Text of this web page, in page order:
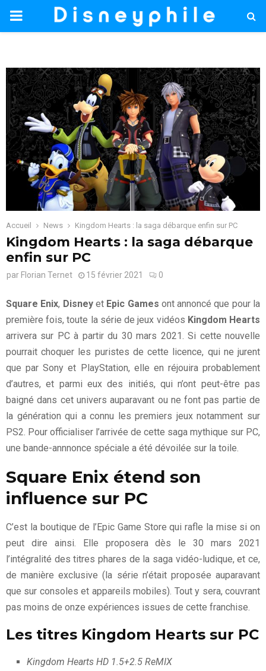
PRIMARY
Accueil News Kingdom Hearts : la saga débarque enfin sur PC
Kingdom Hearts : la saga débarque
enfin sur PC
par Florian Ternet 15 février 2021 0
Square Enix, Disneyet Epic Games ont annoncé que pour la
première fois, toute la série de jeux vidéos Kingdom Hearts
arrivera sur PC à partir du 30 mars 2021. Si cette nouvelle
pourrait choquer les puristes de cette licence, qui ne jurent
que par Sony et PlayStation, elle en réjouira probablement
d’autres, et parmi eux des initiés, qui n’ont peut-être pas
baigné dans cet univers auparavant ou ne font pas partie de
la génération qui a connu les premiers jeux notamment sur
PS2. Pour officialiser l’arrivée de cette saga mythique sur PC,
une bande-annnonce spéciale a été dévoilée sur la toile.
Square Enix étend son
influence sur PC
C’est la boutique de l’Epic Game Store qui rafle la mise si on
peut dire ainsi. Elle proposera dès le 30 mars 2021
l’intégralité des titres phares de la saga vidéo-ludique, et ce,
de manière exclusive (la série n’était proposée auparavant
que sur consoles et appareils mobiles). Tout y sera, couvrant
pas moins de onze expériences issues de cette franchise.
Les titres Kingdom Hearts sur PC
Kingdom Hearts HD 1.5+2.5 ReMIX